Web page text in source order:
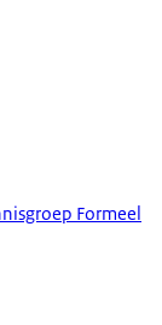
Formeel